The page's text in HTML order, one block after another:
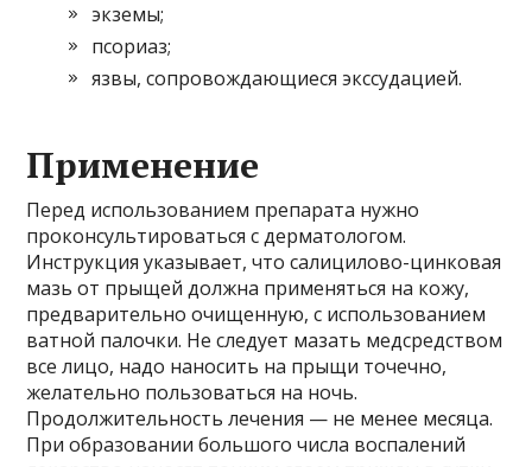
экземы;
псориаз;
язвы, сопровождающиеся экссудацией.
Применение
Перед использованием препарата нужно
проконсультироваться с дерматологом.
Инструкция указывает, что салицилово-цинковая
мазь от прыщей должна применяться на кожу,
предварительно очищенную, с использованием
ватной палочки. Не следует мазать медсредством
все лицо, надо наносить на прыщи точечно,
желательно пользоваться на ночь.
Продолжительность лечения — не менее месяца.
При образовании большого числа воспалений